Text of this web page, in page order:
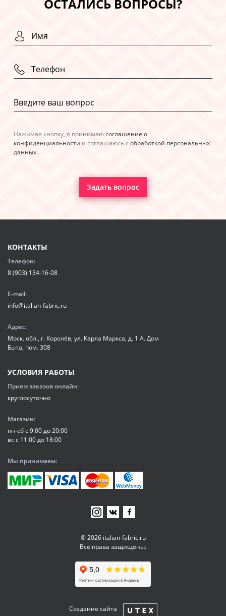
ОСТАЛИСЬ ВОПРОСЫ?
Нажимая кнопку, я принимаюсоглашение о
конфиденциальности и соглашаюсь с обработкой персональных
данных.
Задать вопрос
© 2026 italian-fabric.ru
Все права защищены.
Создание сайта
КОНТАКТЫ
Телефон:
8 (903) 134-16-08
E-mail:
info@italian-fabric.ru
Адрес:
Моск. обл., г. Королёв, ул. Карла Маркса, д. 1 А. Дом
Быта, пом. 308
УСЛОВИЯ РАБОТЫ
Прием заказов онлайн:
круглосуточно
Магазин:
пн-сб с 9:00 до 20:00
вс с 11:00 до 18:00
Мы принимаем: